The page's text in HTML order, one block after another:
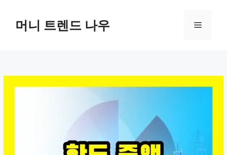
머니 트렌드 나우 메